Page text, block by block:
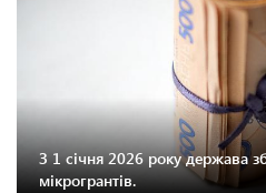
З 1 січня 2026 року держава
мікрогрантів.